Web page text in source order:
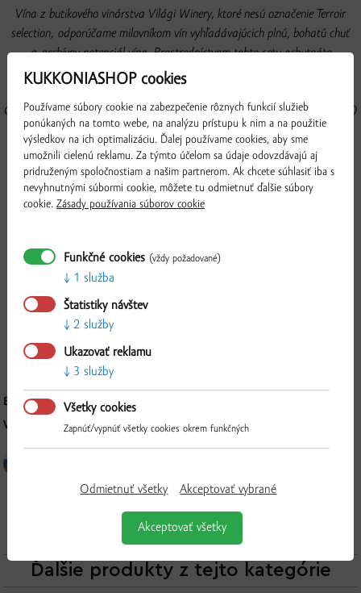
Vína z butikového vinárstva Világi Winery, ktoré nesú označenie Terroir
selection, odporúčame milovníkom vín vyhľadávajúcich plnú, bohatú chuť
a archívny potenciál vína. Prostredníctvom tohto setu ochutnáte
Chardonnay Terroir Selection s komplexnou, veľmi elegantnou chuťou,
Chľaby. Set dopĺňa Rizling rýnsky spontánne fermentovaný na kaloch v 500
litrových maďarských sudoch Kádár. Degustačnú trojicu uzatvára nemej
zaujímavý Merlot - elitná medzinárodná odroda, z ktorej je víno vyrábané
podľa miestnych tradícií s veľkým dôrazom na každý detail.
Obsah balíka:
1 ks Merlot Terroir selection
BALENIE: 3 x 0,75 l
VÝROBCA: VILÁGI WINERY; prevádzka Chľaba; IČO: 36 232 645
Ďalšie produkty z tejto kategórie
KUKKONIASHOP cookies
Používame súbory cookie na zabezpečenie rôznych funkcií služieb
ponúkaných na tomto webe, na analýzu prístupu k nim a na použitie
výsledkov na ich optimalizáciu. Ďalej používame cookies, aby sme
umožnili cielenú reklamu. Za týmto účelom sa údaje odovzdávajú aj
pridruženým spoločnostiam a našim partnerom. Ak chcete súhlasiť iba s
nevyhnutnými súbormi cookie, môžete tu odmietnuť ďalšie súbory
cookie. Zásady používania súborov cookie
Funkčné cookies (vždy požadované)
1 služba
Štatistiky návštev
2 služby
Ukazovať reklamu
3 služby
Všetky cookies
Zapnúť/vypnúť všetky cookies okrem funkčných
Odmietnuť všetky Akceptovať vybrané
Akceptovať všetky